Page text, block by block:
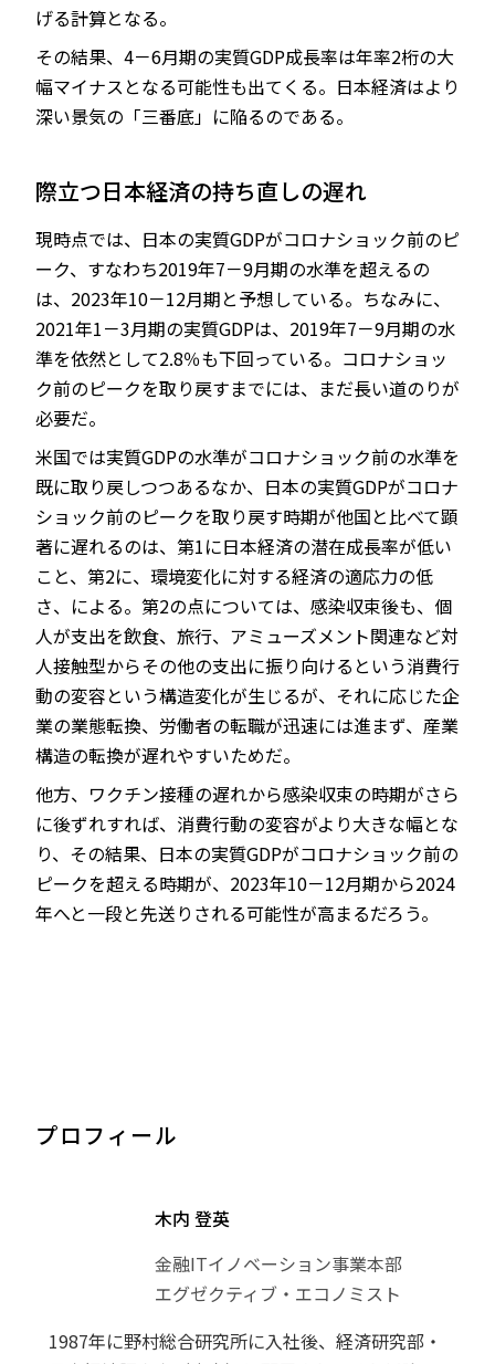
げる計算となる。
その結果、4－6月期の実質GDP成長率は年率2桁の大
幅マイナスとなる可能性も出てくる。日本経済はより
深い景気の「三番底」に陥るのである。
際立つ日本経済の持ち直しの遅れ
現時点では、日本の実質GDPがコロナショック前のピ
ーク、すなわち2019年7－9月期の水準を超えるの
は、2023年10－12月期と予想している。ちなみに、
2021年1－3月期の実質GDPは、2019年7－9月期の水
準を依然として2.8％も下回っている。コロナショッ
ク前のピークを取り戻すまでには、まだ長い道のりが
必要だ。
米国では実質GDPの水準がコロナショック前の水準を
既に取り戻しつつあるなか、日本の実質GDPがコロナ
ショック前のピークを取り戻す時期が他国と比べて顕
著に遅れるのは、第1に日本経済の潜在成長率が低い
こと、第2に、環境変化に対する経済の適応力の低
さ、による。第2の点については、感染収束後も、個
人が支出を飲食、旅行、アミューズメント関連など対
人接触型からその他の支出に振り向けるという消費行
動の変容という構造変化が生じるが、それに応じた企
業の業態転換、労働者の転職が迅速には進まず、産業
構造の転換が遅れやすいためだ。
他方、ワクチン接種の遅れから感染収束の時期がさら
に後ずれすれば、消費行動の変容がより大きな幅とな
り、その結果、日本の実質GDPがコロナショック前の
ピークを超える時期が、2023年10－12月期から2024
年へと一段と先送りされる可能性が高まるだろう。
プロフィール
木内 登英
金融ITイノベーション事業本部
エグゼクティブ・エコノミスト
1987年に野村総合研究所に入社後、経済研究部・